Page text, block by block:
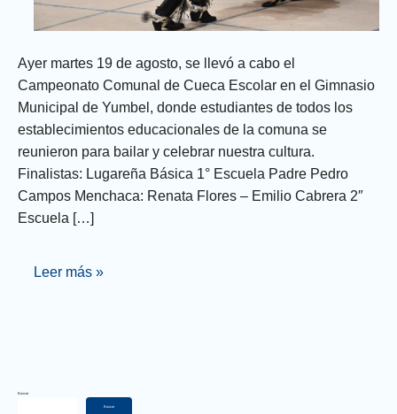
Ayer martes 19 de agosto, se llevó a cabo el
Campeonato Comunal de Cueca Escolar en el Gimnasio
Municipal de Yumbel, donde estudiantes de todos los
establecimientos educacionales de la comuna se
reunieron para bailar y celebrar nuestra cultura.
Finalistas: Lugareña Básica 1° Escuela Padre Pedro
Campos Menchaca: Renata Flores – Emilio Cabrera 2″
Escuela […]
Leer más »
Buscar
Buscar